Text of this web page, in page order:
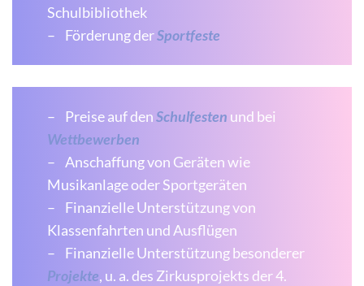
Schulbibliothek
– Förderung derSportfeste
– Preise auf denSchulfesten und bei
Wettbewerben
– Anschaffung von Geräten wie
Musikanlage oder Sportgeräten
– Finanzielle Unterstützung von
Klassenfahrten und Ausflügen
– Finanzielle Unterstützung besonderer
Projekte, u. a. des Zirkusprojekts der 4.